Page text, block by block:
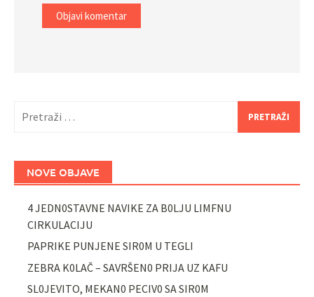
NOVE OBJAVE
4 JEDN0STAVNE NAVIKE ZA B0LJU LIMFNU
CIRKULACIJU
PAPRIKE PUNJENE SIR0M U TEGLI
ZEBRA K0LAČ – SAVRŠEN0 PRIJA UZ KAFU
SL0JEVITO, MEKAN0 PECIV0 SA SIR0M